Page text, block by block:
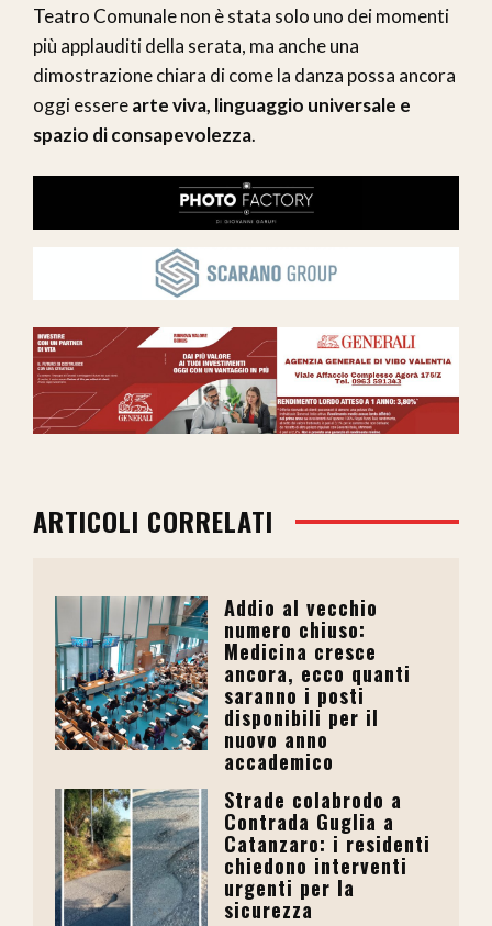
Teatro Comunale non è stata solo uno dei momenti
più applauditi della serata, ma anche una
dimostrazione chiara di come la danza possa ancora
oggi esserearte viva, linguaggio universale e
spazio di consapevolezza.
ARTICOLI CORRELATI
Addio al vecchio
numero chiuso:
Medicina cresce
ancora, ecco quanti
saranno i posti
disponibili per il
nuovo anno
accademico
Strade colabrodo a
Contrada Guglia a
Catanzaro: i residenti
chiedono interventi
urgenti per la
sicurezza